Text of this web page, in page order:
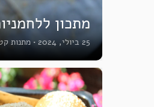
מתכון
25 ביולי, 2024 • מתנות